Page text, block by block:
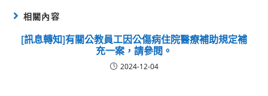
相關內容
[訊息轉知]有關公教員工因公傷病住院醫療補助規定補
充一案，請參閱。
2024-12-04